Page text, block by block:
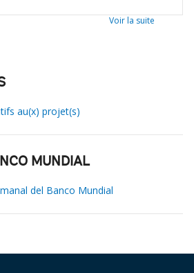
Voir la suite
au(x) projet(s)
MUNDIAL
del Banco Mundial